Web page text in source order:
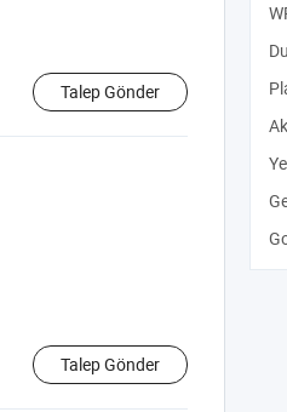
Talep Gönder
Talep Gönder